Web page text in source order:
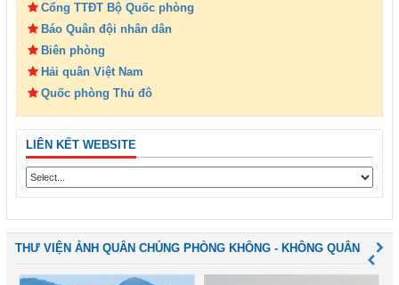
Cổng TTĐT Bộ Quốc phòng
Báo Quân đội nhân dân
Biên phòng
Hải quân Việt Nam
Quốc phòng Thủ đô
LIÊN KẾT WEBSITE
THƯ VIỆN ẢNH QUÂN CHỦNG PHÒNG KHÔNG - KHÔNG QUÂN